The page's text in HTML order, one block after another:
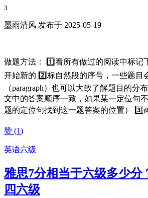
3
墨雨清风 发布于 2025-05-19
做题方法： 1️⃣看所有做过的阅读中标记
开始新的 2️⃣标自然段的序号，一些题目
（paragraph）也可以大致了解题目的分
文中的答案顺序一致，如果某一定位句
题的定位句找到这一题答案的位置） 3️⃣
赞 (1)
英语六级
雅思7分相当于六级多少分
四六级